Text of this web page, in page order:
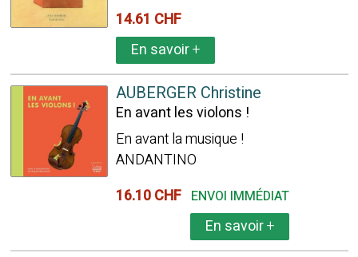
14.61 CHF
En savoir+
AUBERGER Christine
En avant les violons !
En avant la musique !
ANDANTINO
16.10 CHF ENVOI IMMÉDIAT
En savoir+